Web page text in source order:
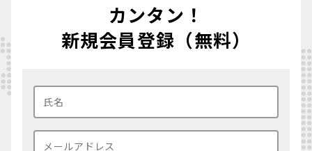
カンタン！
新規会員登録（無料）